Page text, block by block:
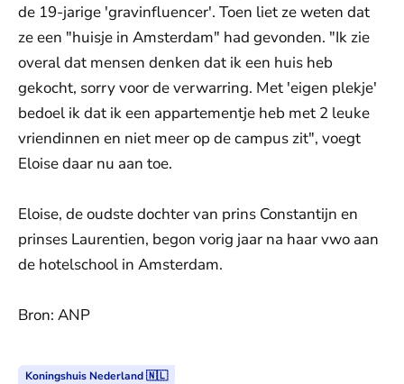
de 19-jarige 'gravinfluencer'. Toen liet ze weten dat
ze een "huisje in Amsterdam" had gevonden. "Ik zie
overal dat mensen denken dat ik een huis heb
gekocht, sorry voor de verwarring. Met 'eigen plekje'
bedoel ik dat ik een appartementje heb met 2 leuke
vriendinnen en niet meer op de campus zit", voegt
Eloise daar nu aan toe.
Eloise, de oudste dochter van prins Constantijn en
prinses Laurentien, begon vorig jaar na haar vwo aan
de hotelschool in Amsterdam.
Bron: ANP
Koningshuis Nederland 🇳🇱